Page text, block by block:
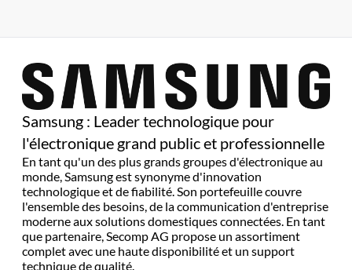
Samsung : Leader technologique pour
l'électronique grand public et professionnelle
En tant qu'un des plus grands groupes d'électronique au
monde, Samsung est synonyme d'innovation
technologique et de fiabilité. Son portefeuille couvre
l'ensemble des besoins, de la communication d'entreprise
moderne aux solutions domestiques connectées. En tant
que partenaire, Secomp AG propose un assortiment
complet avec une haute disponibilité et un support
technique de qualité.